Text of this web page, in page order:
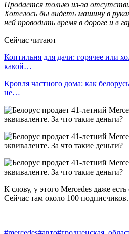
Продается только из-за
Хотелось бы видеть машину в
ней проводить время в дороге и в
Сейчас читают
Коптильня для дачи: горячее или
какой…
Кровля частного дома: как
не…
К слову, у этого Mercedes даже
Сейчас там около 100 подписчиков.